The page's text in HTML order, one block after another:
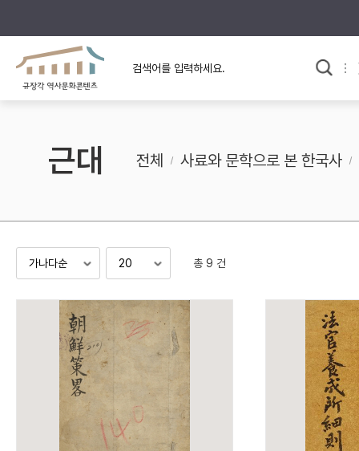
규장각의 어제와 오늘
규장각 소개영상
사료와 문학으로 본
고대
조선 후기
검색 연산자 사용안내
AND
“정조”와 “정약
OR “정조” 또는 “
근대 전체 사료와 문학으로 본 한국사
총 9 건